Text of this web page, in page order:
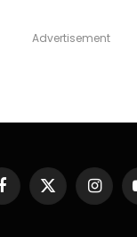
Advertisement
Facebook
X
(Twitter)